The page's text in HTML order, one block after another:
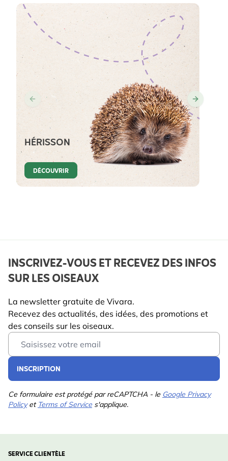
HÉRISSON
DÉCOUVRIR
INSCRIVEZ-VOUS ET RECEVEZ DES INFOS
SUR LES OISEAUX
La newsletter gratuite de Vivara.
Recevez des actualités, des idées, des promotions et
des conseils sur les oiseaux.
Email Address
INSCRIPTION
Ce formulaire est protégé par reCAPTCHA - le Google Privacy
Policyet Terms of Service s'applique.
SERVICE CLIENTÈLE